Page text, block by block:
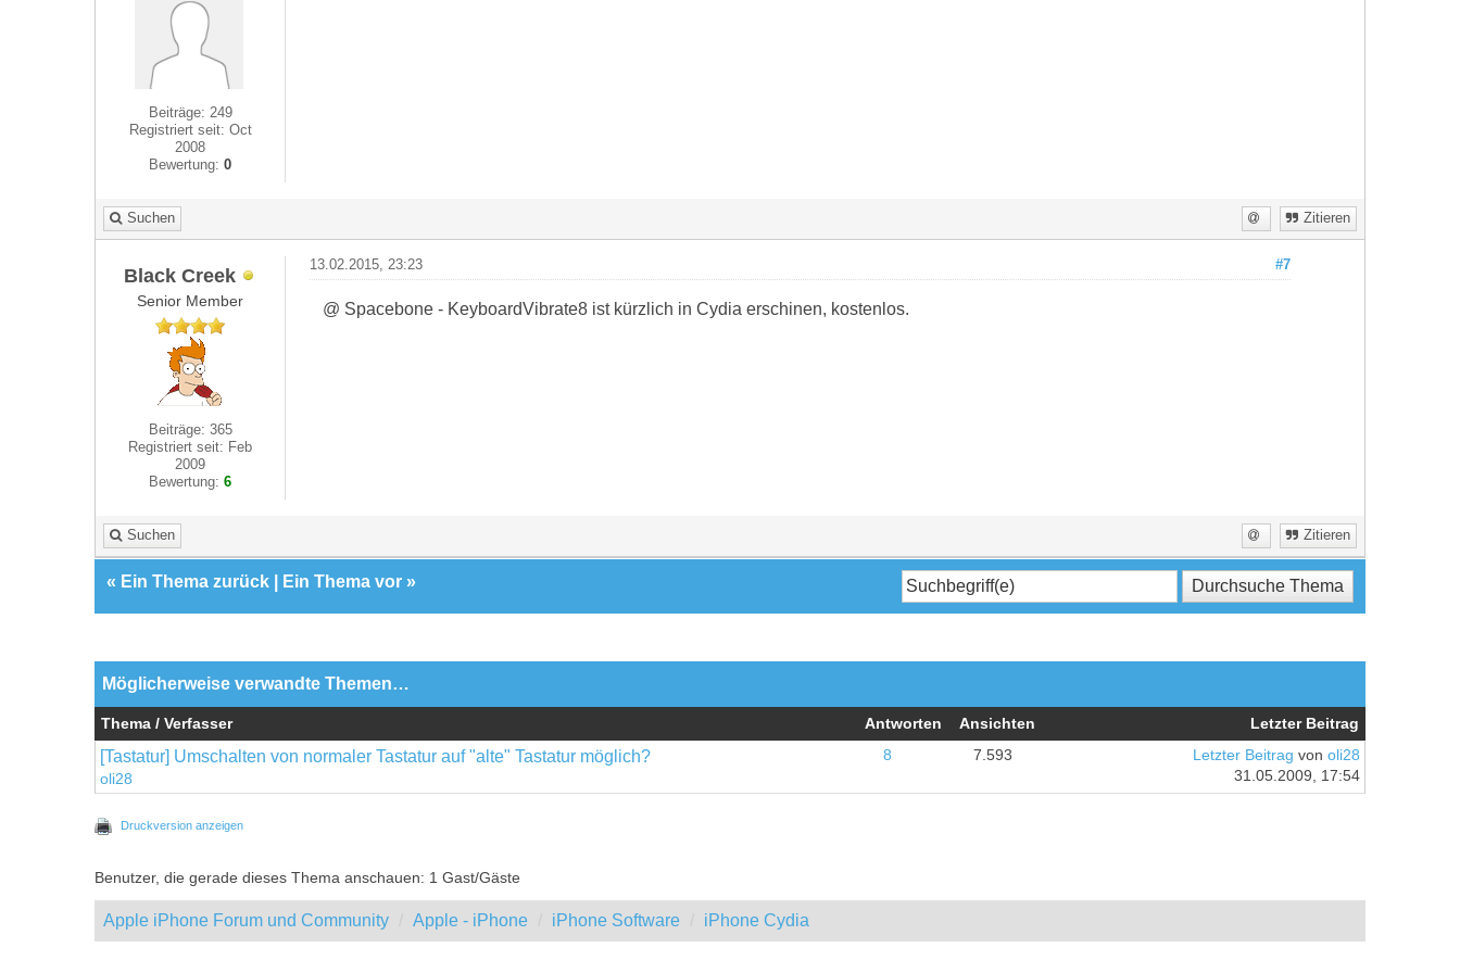
Beiträge: 249
Registriert seit: Oct
2008
Bewertung:0
Suchen Zitieren
Black Creek
Senior Member
Beiträge: 365
Registriert seit: Feb
2009
Bewertung:6
#7
13.02.2015, 23:23
@ Spacebone - KeyboardVibrate8 ist kürzlich in Cydia erschinen, kostenlos.
Suchen Zitieren
« Ein Thema zurück Ein Thema vor »
Möglicherweise verwandte Themen…
Thema / Verfasser Antworten Ansichten Letzter Beitrag
[Tastatur] Umschalten von normaler Tastatur auf "alte" Tastatur möglich?
oli28
8 7.593 Letzter Beitrag von oli28
31.05.2009, 17:54
Druckversion anzeigen
Benutzer, die gerade dieses Thema anschauen: 1 Gast/Gäste
Apple iPhone Forum und Community Apple - iPhone iPhone Software iPhone Cydia